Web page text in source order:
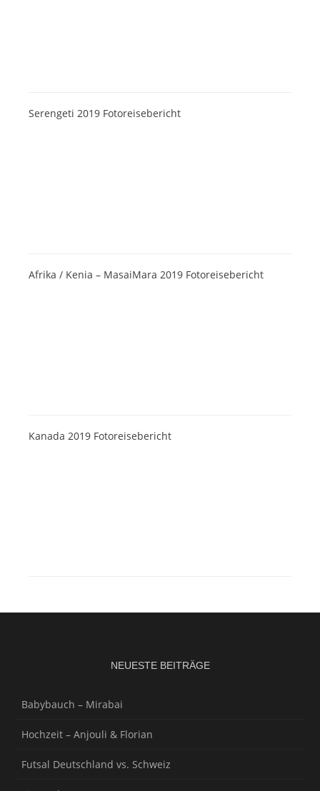
Serengeti 2019 Fotoreisebericht
Afrika / Kenia – MasaiMara 2019 Fotoreisebericht
Kanada 2019 Fotoreisebericht
NEUESTE BEITRÄGE
Babybauch – Mirabai
Hochzeit – Anjouli & Florian
Futsal Deutschland vs. Schweiz